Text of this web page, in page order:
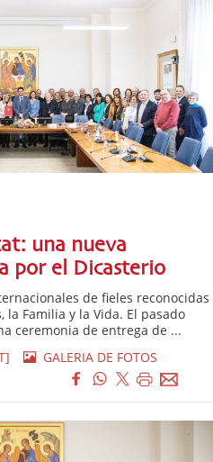
una nueva
por el Dicasterio
de fieles reconocidas
la Familia y la Vida. El pasado
ceremonia de entrega de ...
GALERIA DE FOTOS